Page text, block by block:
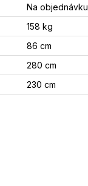
Na objednávku
158 kg
86 cm
280 cm
230 cm